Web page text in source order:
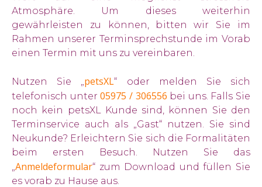
Atmosphäre. Um dieses weiterhin
gewährleisten zu können, bitten wir Sie im
Rahmen unserer Terminsprechstunde im Vorab
einen Termin mit uns zu vereinbaren.
Nutzen Sie „petsXL“ oder melden Sie sich
telefonisch unter05975 / 306556 bei uns. Falls Sie
noch kein petsXL Kunde sind, können Sie den
Terminservice auch als „Gast“ nutzen. Sie sind
Neukunde? Erleichtern Sie sich die Formalitäten
beim ersten Besuch. Nutzen Sie das
„Anmeldeformular“ zum Download und füllen Sie
es vorab zu Hause aus.